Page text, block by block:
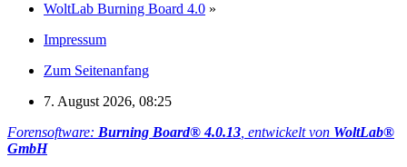
WoltLab Burning Board 4.0 »
Impressum
Zum Seitenanfang
7. August 2026, 08:25
Forensoftware: Burning Board® 4.0.13, entwickelt von WoltLab®
GmbH